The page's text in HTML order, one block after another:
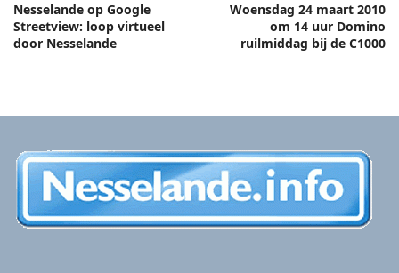
Nesselande op Google
Streetview: loop virtueel
door Nesselande
Woensdag 24 maart 2010
om 14 uur Domino
ruilmiddag bij de C1000